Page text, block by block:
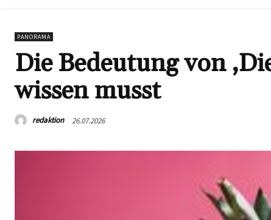
PANORAMA
Die Bedeutung von
wissen musst
redaktion 26.07.2026